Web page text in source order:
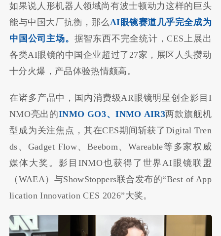
如果说人形机器人领域尚有波士顿动力这样的巨头
能与中国大厂抗衡，那么 AI眼镜赛道几乎完全成为
中国公司主场。 据智东西不完全统计，CES上展出
各类AI眼镜的中国企业超过了27家，展区人头攒动
十分火爆，产品体验热情颇高。
在诸多产品中，国内消费级AR眼镜明星创企影目I
NMO亮出的INMO GO3、INMO AIR3两款旗舰机
型成为关注焦点，其在CES期间斩获了Digital Tren
ds、Gadget Flow、Beebom、Wareable等多家权威
媒体大奖。影目INMO也获得了世界AI眼镜联盟
（WAEA）与ShowStoppers联合发布的“Best of App
lication Innovation CES 2026”大奖。